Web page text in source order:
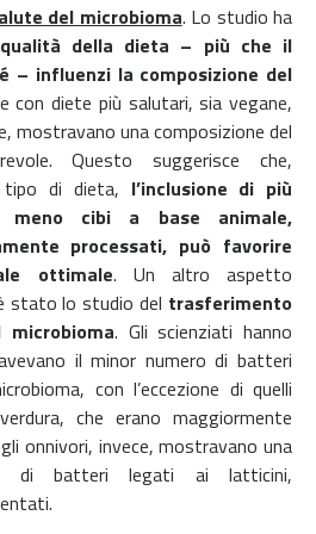
del microbioma. Lo studio ha
della dieta – più che il
– influenzi la composizione del
con diete più salutari, sia vegane,
mostravano una composizione del
Questo suggerisce che,
tipo di dieta, l’inclusione di più
cibi a base animale,
processati, può favorire
ottimale. Un altro aspetto
stato lo studio del trasferimento
. Gli scienziati hanno
il minor numero di batteri
con l’eccezione di quelli
che erano maggiormente
onnivori, invece, mostravano una
di batteri legati ai latticini,